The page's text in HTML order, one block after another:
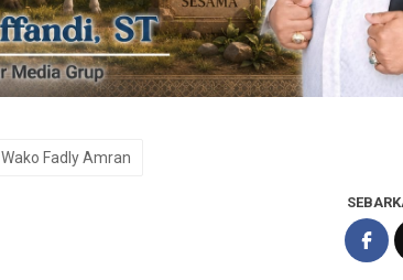
Wako Fadly Amran